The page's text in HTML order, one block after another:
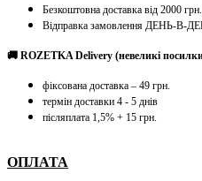
Безкоштовна доставка від 2000
Відправка замовлення ДЕНЬ-В-
🚚 ROZETKA Delivery (невеликі
фіксована доставка – 49 грн.
термін доставки 4 - 5 днів
післяплата 1,5% + 15 грн.
ОПЛАТА